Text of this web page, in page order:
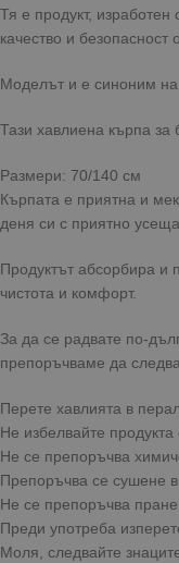
Тя е продукт, изработен
качество и безопасност
Моделът и е синоним на
Тази хавлиена кърпа за
Размери: 70/140 см
Кърпата е приятна и
деня си с приятно
Продуктът абсорбира и
чистота и комфорт.
За да се радвате по-
препоръчваме да
Перете хавлията в
Не избелвайте
Не се препоръчва
Препоръчва се сушене
Не се препоръчва
Преди употреба
Моля, следвайте